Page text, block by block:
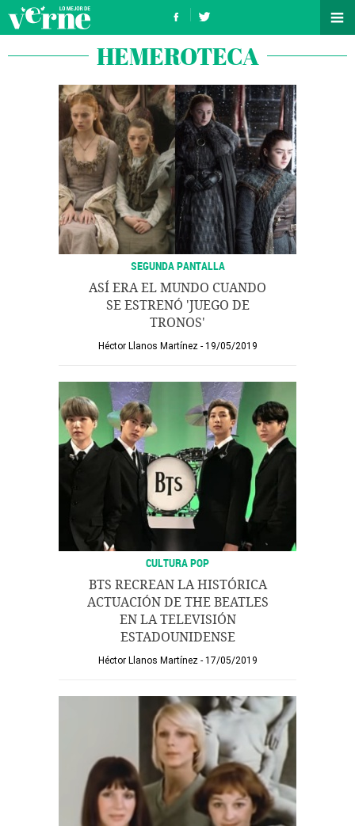
HEMEROTECA
SEGUNDA PANTALLA
ASÍ ERA EL MUNDO CUANDO
SE ESTRENÓ 'JUEGO DE
TRONOS'
Héctor Llanos Martínez 19/05/2019
CULTURA POP
BTS RECREAN LA HISTÓRICA
ACTUACIÓN DE THE BEATLES
EN LA TELEVISIÓN
ESTADOUNIDENSE
Héctor Llanos Martínez 17/05/2019